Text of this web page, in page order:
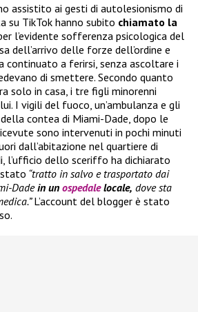
assistito ai gesti di autolesionismo di
su TikTok hanno subito chiamato la
l’evidente sofferenza psicologica del
dell’arrivo delle forze dell’ordine e
continuato a ferirsi, senza ascoltare i
di smettere. Secondo quanto
solo in casa, i tre figli minorenni
I vigili del fuoco, un’ambulanza e gli
contea di Miami-Dade, dopo le
sono intervenuti in pochi minuti
dall’abitazione nel quartiere di
l’ufficio dello sceriffo ha dichiarato
“tratto in salvo e trasportato dai
Dadein un ospedalelocale, dove sta
L’account del blogger è stato